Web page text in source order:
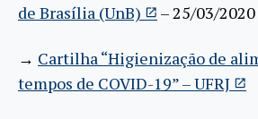
de Brasília (UnB)
– 25/03/2020
→ Cartilha “Higienização de
tempos de COVID-19” – UFRJ